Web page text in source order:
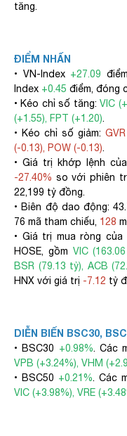
tăng.
ĐIỂM NHẤN
• VN-Index +27.09
Index +0.45 điểm, đóng
• Kéo chỉ số tăng:VIC
(+1.55), FPT (+1.20).
• Kéo chỉ số giảm:
(-0.13), POW (-0.13).
• Giá trị khớp lệnh
-27.40% so với phiên
22,199 tỷ đồng.
• Biên độ dao động:
76 mã tham chiếu, 128
• Giá trị mua ròng của
HOSE, gồm VIC
BSR (79.13 tỷ), ACB
HNX với giá trị -7.12 tỷ
DIỄN BIẾN BSC30,
• BSC30 +0.98%. Các
VPB (+3.24%), VHM
• BSC50 +0.21%. Các
VIC (+3.98%), VRE